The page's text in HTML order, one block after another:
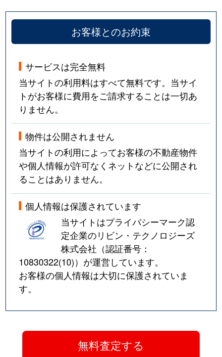
お客様とのお約束
サービスは完全無料
当サイトの利用料はすべて無料です。当サイ
トがお客様に費用をご請求することは一切あ
りません。
物件は公開されません
当サイトの利用によってお客様の不動産物件
や個人情報が許可なくネットなどに公開され
ることはありません。
個人情報は保護されています
当サイトはプライバシーマーク認
定企業のリビン・テクノロジーズ
株式会社（認証番号：
10830322(10)）が運営しています。
お客様の個人情報は大切に保護されていま
す。